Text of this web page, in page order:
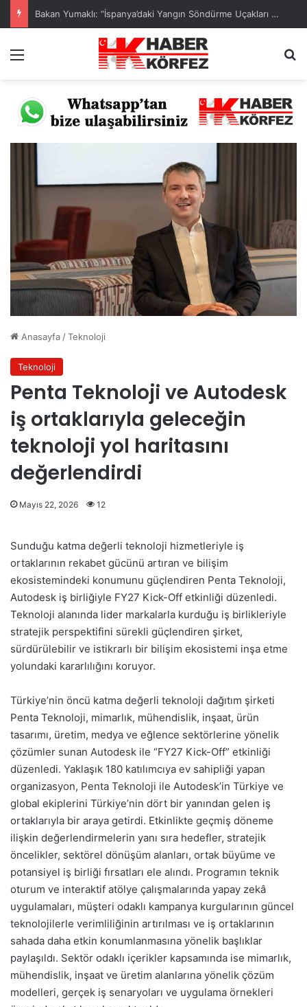
Bakan Yumaklı: “İspanya’daki Yangın Söndürme Uçakları Yurda Döndü”
Anasayfa /Teknoloji
Teknoloji
Penta Teknoloji ve Autodesk
iş ortaklarıyla geleceğin
teknoloji yol haritasını
değerlendirdi
Mayıs 22, 2026 12
Sunduğu katma değerli teknoloji hizmetleriyle iş
ortaklarının rekabet gücünü artıran ve bilişim
ekosistemindeki konumunu güçlendiren Penta Teknoloji,
Autodesk iş birliğiyle FY27 Kick-Off etkinliği düzenledi.
Teknoloji alanında lider markalarla kurduğu iş birlikleriyle
stratejik perspektifini sürekli güçlendiren şirket,
sürdürülebilir ve istikrarlı bir bilişim ekosistemi inşa etme
yolundaki kararlılığını koruyor.
Türkiye’nin öncü katma değerli teknoloji dağıtım şirketi
Penta Teknoloji, mimarlık, mühendislik, inşaat, ürün
tasarımı, üretim, medya ve eğlence sektörlerine yönelik
çözümler sunan Autodesk ile “FY27 Kick-Off” etkinliği
düzenledi. Yaklaşık 180 katılımcıya ev sahipliği yapan
organizasyon, Penta Teknoloji ile Autodesk’in Türkiye ve
global ekiplerini Türkiye’nin dört bir yanından gelen iş
ortaklarıyla bir araya getirdi. Etkinlikte geçmiş döneme
ilişkin değerlendirmelerin yanı sıra hedefler, stratejik
öncelikler, sektörel dönüşüm alanları, ortak büyüme ve
potansiyel iş birliği fırsatları ele alındı. Programın teknik
oturum ve interaktif atölye çalışmalarında yapay zekâ
uygulamaları, müşteri odaklı kampanya kurgularının güncel
teknolojilerle verimliliğinin artırılması ve iş ortaklarının
sahada daha etkin konumlanmasına yönelik başlıklar
paylaşıldı. Sektör odaklı içerikler kapsamında ise mimarlık,
mühendislik, inşaat ve üretim alanlarına yönelik çözüm
modelleri, gerçek iş senaryoları ve uygulama örnekleri